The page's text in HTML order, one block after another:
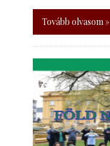
Tovább olvasom »